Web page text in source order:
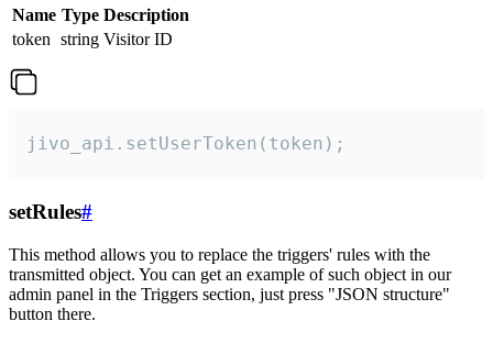
Name Type Description
token string Visitor ID
jivo_api.setUserToken(token);
setRules#
This method allows you to replace the triggers' rules with the
transmitted object. You can get an example of such object in our
admin panel in the Triggers section, just press "JSON structure"
button there.